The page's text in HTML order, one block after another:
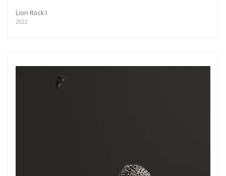
Lion Rock I
2022